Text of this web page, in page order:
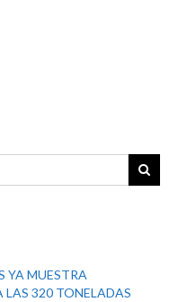
YA MUESTRA
LAS 320 TONELADAS